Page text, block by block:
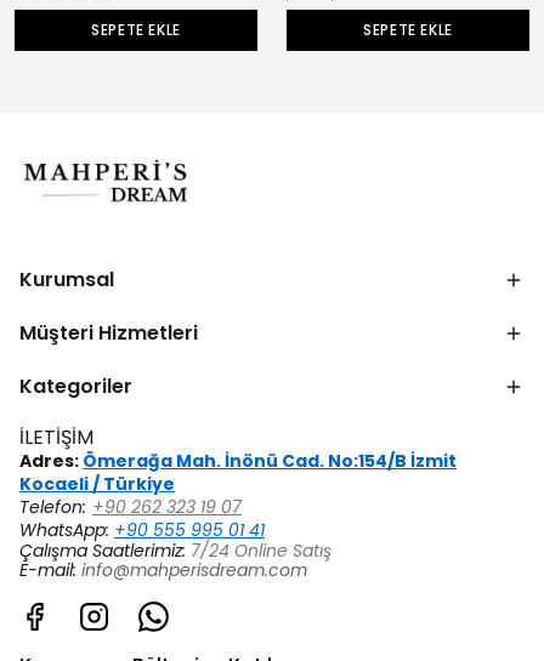
SEPETE EKLE SEPETE EKLE
Kurumsal
Müşteri Hizmetleri
Kategoriler
İLETİŞİM
Adres: Ömerağa Mah. İnönü Cad. No:154/B İzmit
Kocaeli / Türkiye
Telefon: +90 262 323 19 07
WhatsApp: +90 555 995 01 41
Çalışma Saatlerimiz: 7/24 Online Satış
E-mail: info@mahperisdream.com